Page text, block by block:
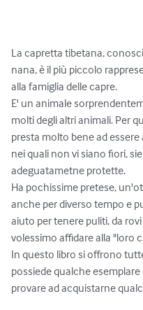
La capretta tibetana,
nana, è il più piccolo
alla famiglia delle capre.
E' un animale
molti degli altri animali. Per
presta molto bene ad
nei quali non vi siano fiori,
adeguatametne protette.
Ha pochissime pretese,
anche per diverso tempo e
aiuto per tenere puliti, da
volessimo affidare alla "loro
In questo libro si offrono
possiede qualche
provare ad acquistarne